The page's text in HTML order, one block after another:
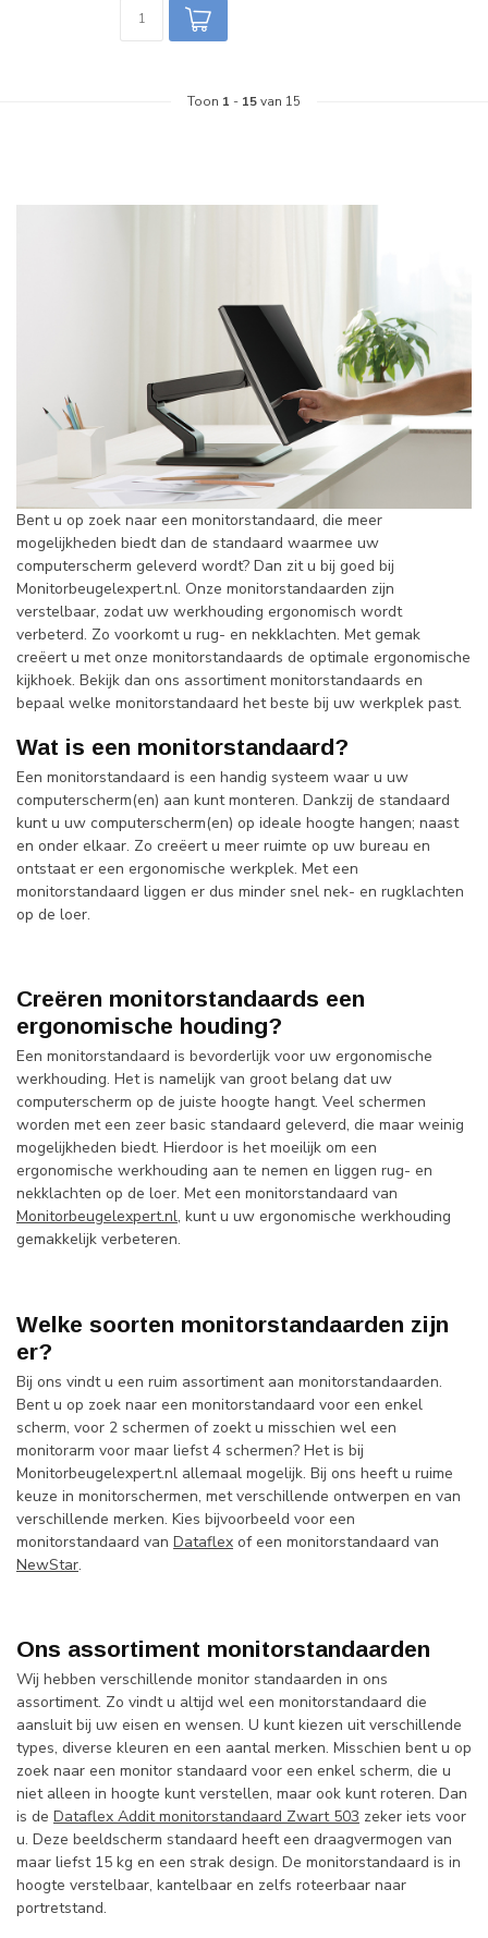
Toon 1 - 15van 15
Bent u op zoek naar een monitorstandaard, die meer
mogelijkheden biedt dan de standaard waarmee uw
computerscherm geleverd wordt? Dan zit u bij goed bij
Monitorbeugelexpert.nl. Onze monitorstandaarden zijn
verstelbaar, zodat uw werkhouding ergonomisch wordt
verbeterd. Zo voorkomt u rug- en nekklachten. Met gemak
creëert u met onze monitorstandaards de optimale ergonomische
kijkhoek. Bekijk dan ons assortiment monitorstandaards en
bepaal welke monitorstandaard het beste bij uw werkplek past.
Wat is een monitorstandaard?
Een monitorstandaard is een handig systeem waar u uw
computerscherm(en) aan kunt monteren. Dankzij de standaard
kunt u uw computerscherm(en) op ideale hoogte hangen; naast
en onder elkaar. Zo creëert u meer ruimte op uw bureau en
ontstaat er een ergonomische werkplek. Met een
monitorstandaard liggen er dus minder snel nek- en rugklachten
op de loer.
Creëren monitorstandaards een
ergonomische houding?
Een monitorstandaard is bevorderlijk voor uw ergonomische
werkhouding. Het is namelijk van groot belang dat uw
computerscherm op de juiste hoogte hangt. Veel schermen
worden met een zeer basic standaard geleverd, die maar weinig
mogelijkheden biedt. Hierdoor is het moeilijk om een
ergonomische werkhouding aan te nemen en liggen rug- en
nekklachten op de loer. Met een monitorstandaard van
Monitorbeugelexpert.nl, kunt u uw ergonomische werkhouding
gemakkelijk verbeteren.
Welke soorten monitorstandaarden zijn
er?
Bij ons vindt u een ruim assortiment aan monitorstandaarden.
Bent u op zoek naar een monitorstandaard voor een enkel
scherm, voor 2 schermen of zoekt u misschien wel een
monitorarm voor maar liefst 4 schermen? Het is bij
Monitorbeugelexpert.nl allemaal mogelijk. Bij ons heeft u ruime
keuze in monitorschermen, met verschillende ontwerpen en van
verschillende merken. Kies bijvoorbeeld voor een
monitorstandaard van Dataflex of een monitorstandaard van
NewStar.
Ons assortiment monitorstandaarden
Wij hebben verschillende monitor standaarden in ons
assortiment. Zo vindt u altijd wel een monitorstandaard die
aansluit bij uw eisen en wensen. U kunt kiezen uit verschillende
types, diverse kleuren en een aantal merken. Misschien bent u op
zoek naar een monitor standaard voor een enkel scherm, die u
niet alleen in hoogte kunt verstellen, maar ook kunt roteren. Dan
is de Dataflex Addit monitorstandaard Zwart 503 zeker iets voor
u. Deze beeldscherm standaard heeft een draagvermogen van
maar liefst 15 kg en een strak design. De monitorstandaard is in
hoogte verstelbaar, kantelbaar en zelfs roteerbaar naar
portretstand.